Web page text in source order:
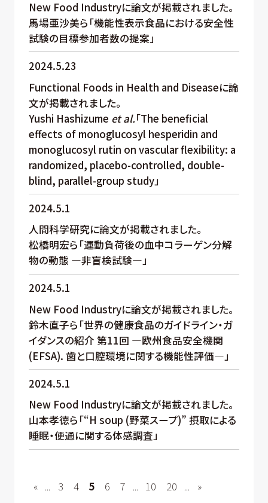
New Food Industryに論文が掲載されました。
馬場亜沙美ら「機能性表示食品における安全性
試験の目標参加者数の提案」
2024.5.23
Functional Foods in Health and Diseaseに論
文が掲載されました。
Yushi Hashizume et al.「The beneficial
effects of monoglucosyl hesperidin and
monoglucosyl rutin on vascular flexibility: a
randomized, placebo-controlled, double-
blind, parallel-group study」
2024.5.1
人間科学研究に論文が掲載されました。
松橋明宏ら「運動負荷後の血中コラーゲン分解
物の動態 ―非盲検試験―」
2024.5.1
New Food Industryに論文が掲載されました。
鈴木直子ら「世界の健康食品のガイドライン・ガ
イダンスの紹介 第11回 ―欧州食品安全機関
(EFSA). 歯と口腔環境に関する機能性評価―」
2024.5.1
New Food Industryに論文が掲載されました。
山本孝徳ら「“H soup (野菜スープ)” 摂取による
睡眠・便通に関する体感調査」
« ... 3 4 5 6 7 ... 10 20 ... »